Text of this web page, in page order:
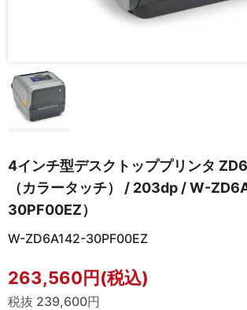
4インチ型デスクトッププリンタ
（カラータッチ） / 203dp / W-
30PF00EZ）
W-ZD6A142-30PF00EZ
263,560円(税込)
税抜 239,600円